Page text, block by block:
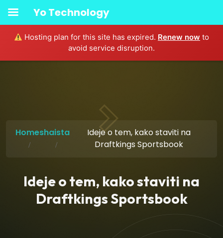
Hosting plan for this site has expired. Renew now to
avoid service disruption.
Homeshaista
Ideje o tem, kako staviti na
Draftkings Sportsbook
Ideje o tem, kako staviti na
Draftkings Sportsbook
Yo Technology